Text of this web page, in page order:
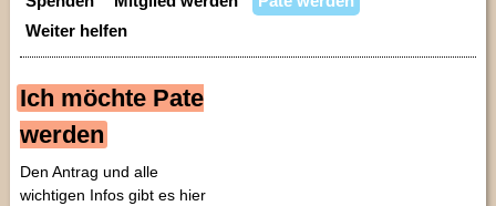
Weiter helfen
Ich möchte Pate
werden
Den Antrag und alle
wichtigen Infos gibt es hier